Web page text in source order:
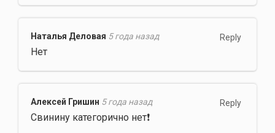
Reply
Наталья Деловая 5 года назад
Нет
Reply
Алексей Гришин 5 года назад
Свинину категорично нет❗